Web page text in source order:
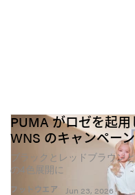
フットウエア
PUMA がロゼを起
WNS のキャンペー
ブラックとレッドブラウン
の4色展開に
Jun 23, 2026